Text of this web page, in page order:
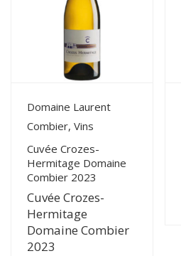
View Details
Domaine Laurent
Combier, Vins
Cuvée Crozes-
Hermitage Domaine
Combier 2023
Cuvée Crozes-
Hermitage
Domaine Combier
2023